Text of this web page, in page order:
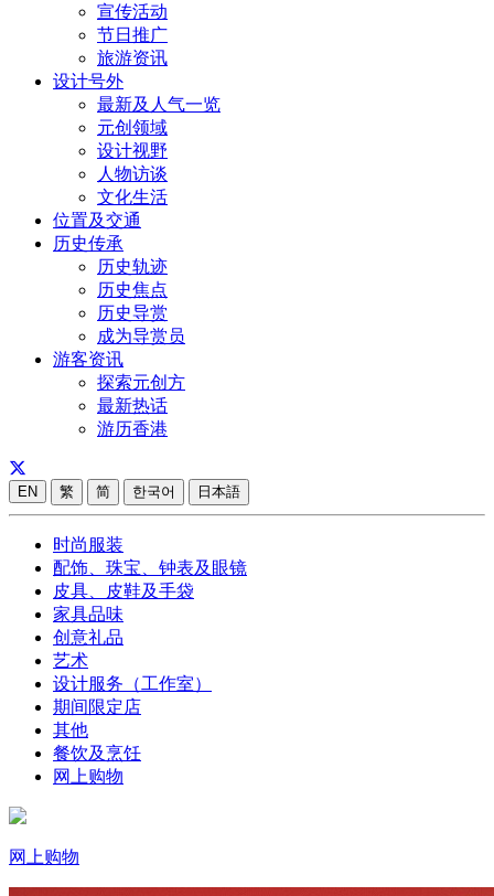
宣传活动
节日推广
旅游资讯
设计号外
最新及人气一览
元创领域
设计视野
人物访谈
文化生活
位置及交通
历史传承
历史轨迹
历史焦点
历史导赏
成为导赏员
游客资讯
探索元创方
最新热话
游历香港
EN 繁 简 한국어 日本語
时尚服装
配饰、珠宝、钟表及眼镜
皮具、皮鞋及手袋
家具品味
创意礼品
艺术
设计服务（工作室）
期间限定店
其他
餐饮及烹饪
网上购物
网上购物